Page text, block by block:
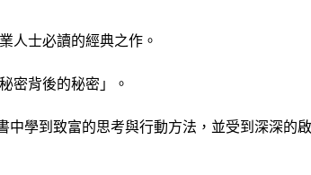
人士必讀的經典之作。
密背後的秘密」。
學到致富的思考與行動方法，並受到深深的啟